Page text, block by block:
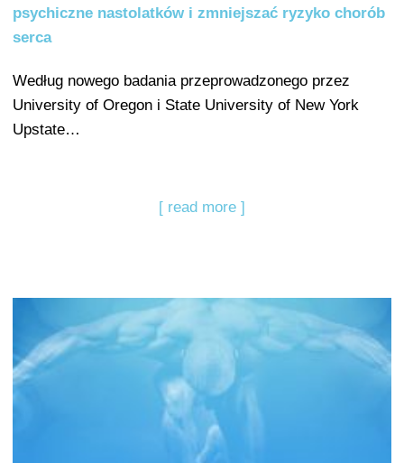
psychiczne nastolatków i zmniejszać ryzyko chorób
serca
Według nowego badania przeprowadzonego przez
University of Oregon i State University of New York
Upstate…
[ read more ]